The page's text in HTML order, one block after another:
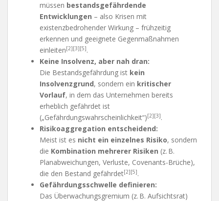
müssen bestandsgefährdende
Entwicklungen – also Krisen mit
existenzbedrohender Wirkung – frühzeitig
erkennen und geeignete Gegenmaßnahmen
einleiten[2][3][5].
Keine Insolvenz, aber nah dran:
Die Bestandsgefährdung ist kein
Insolvenzgrund, sondern ein kritischer
Vorlauf, in dem das Unternehmen bereits
erheblich gefährdet ist
(„Gefährdungswahrscheinlichkeit“)[2][3].
Risikoaggregation entscheidend:
Meist ist es nicht ein einzelnes Risiko, sondern
die Kombination mehrerer Risiken (z. B.
Planabweichungen, Verluste, Covenants-Brüche),
die den Bestand gefährdet[2][5].
Gefährdungsschwelle definieren:
Das Überwachungsgremium (z. B. Aufsichtsrat)